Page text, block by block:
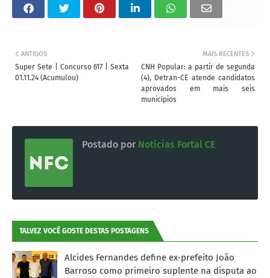
MAIS RECENTES
CNH Popular: a partir de segunda
(4), Detran-CE atende candidatos
aprovados em mais seis
municípios
ANTIGOS
Super Sete | Concurso 617 | Sexta
01.11.24 (Acumulou)
Postado por Notícias Fortal CE
TALVEZ VOCÊ GOSTE DESTAS POSTAGENS
Alcides Fernandes define ex-prefeito João
Barroso como primeiro suplente na disputa ao